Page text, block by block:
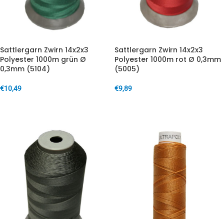
Sattlergarn Zwirn 14x2x3
Polyester 1000m grün Ø
0,3mm (5104)
€10,49
Sattlergarn Zwirn 14x2x3
Polyester 1000m rot Ø 0,3mm
(5005)
€9,89